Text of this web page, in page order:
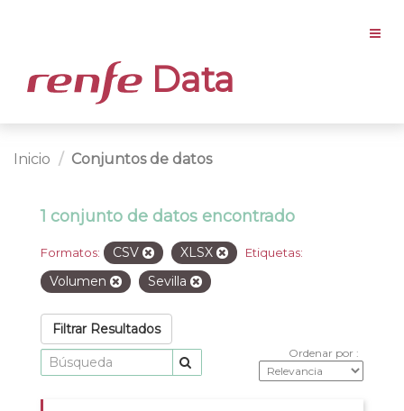
Data
Inicio Conjuntos de datos
1 conjunto de datos encontrado
Formatos: CSV XLSX Etiquetas:
Volumen Sevilla
Filtrar Resultados
Ordenar por